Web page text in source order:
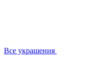
Все украшения